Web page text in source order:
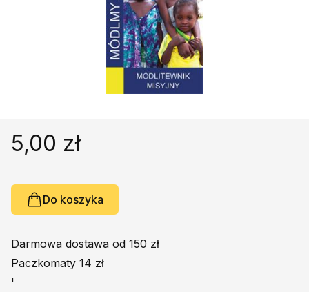
Książki obcojęzyczne
Podręczniki szkolne
5,00 zł
Do koszyka
Darmowa dostawa od 150 zł
Paczkomaty 14 zł
'